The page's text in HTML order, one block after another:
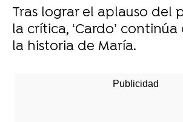
Tras lograr el aplauso del
la crítica, ‘Cardo’
la historia de María.